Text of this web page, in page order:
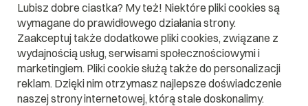
It will help you better understand what exactly it is
Keyloggerand what is the meaning to you in everyday use.
A B C D E F G H
I
Lubisz dobre ciastka? My też! Niektóre pliki cookies są
wymagane do prawidłowego działania strony.
Zaakceptuj także dodatkowe pliki cookies, związane z
wydajnością usług, serwisami społecznościowymi i
marketingiem. Pliki cookie służą także do personalizacji
reklam. Dzięki nim otrzymasz najlepsze doświadczenie
naszej strony internetowej, którą stale doskonalimy.